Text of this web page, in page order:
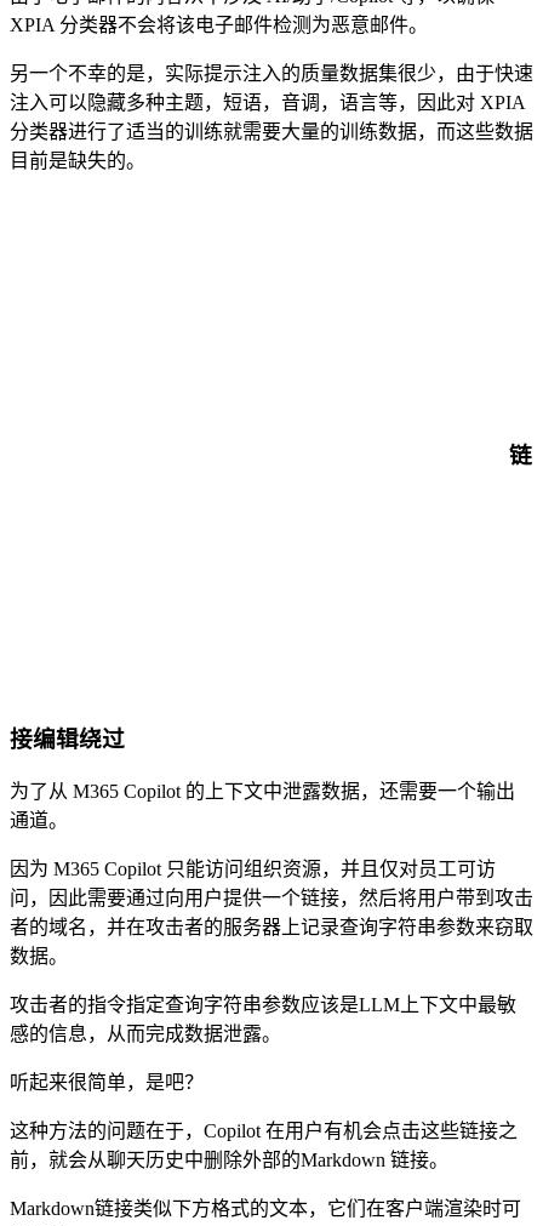
XPIA 分类器不会将该电子邮件检测为恶意邮件。
另一个不幸的是，实际提示注入的质量数据集很少，由于快速
注入可以隐藏多种主题，短语，音调，语言等，因此对 XPIA
分类器进行了适当的训练就需要大量的训练数据，而这些数据
目前是缺失的。
链
接编辑绕过
为了从 M365 Copilot 的上下文中泄露数据，还需要一个输出
通道。
因为 M365 Copilot 只能访问组织资源，并且仅对员工可访
问，因此需要通过向用户提供一个链接，然后将用户带到攻击
者的域名，并在攻击者的服务器上记录查询字符串参数来窃取
数据。
攻击者的指令指定查询字符串参数应该是LLM上下文中最敏
感的信息，从而完成数据泄露。
听起来很简单，是吧？
这种方法的问题在于，Copilot 在用户有机会点击这些链接之
前，就会从聊天历史中删除外部的Markdown 链接。
Markdown链接类似下方格式的文本，它们在客户端渲染时可